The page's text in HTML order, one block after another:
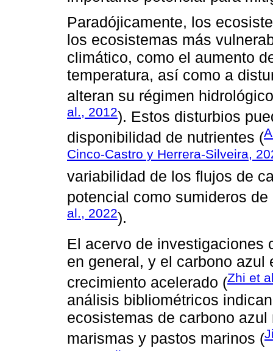
Paradójicamente, los
los ecosistemas más
climático, como el aumento
temperatura, así como a
alteran su régimen
al., 2012). Estos disturbios
disponibilidad de nutrientes (
Cinco-Castro y Herrera-Silveira,
variabilidad de los flujos de
potencial como sumideros de
al., 2022).
El acervo de investigaciones
en general, y el carbono azul
crecimiento acelerado (Zhi et
análisis bibliométricos
ecosistemas de carbono
marismas y pastos marinos (